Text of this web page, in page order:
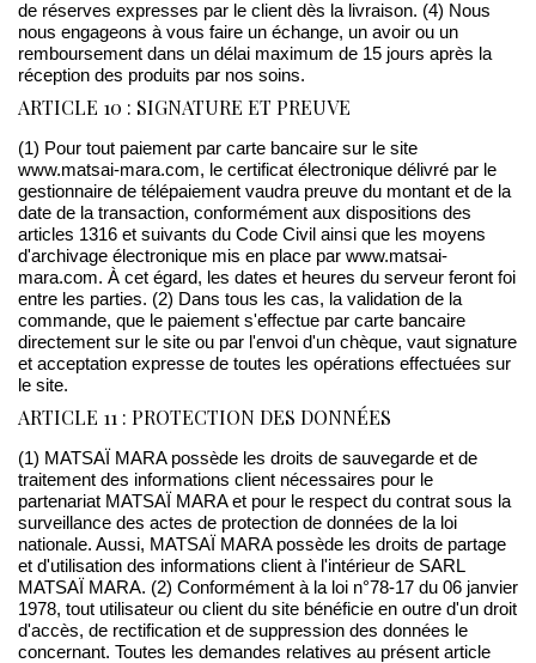
de réserves expresses par le client dès la livraison. (4) Nous
nous engageons à vous faire un échange, un avoir ou un
remboursement dans un délai maximum de 15 jours après la
réception des produits par nos soins.
ARTICLE 10 : SIGNATURE ET PREUVE
(1) Pour tout paiement par carte bancaire sur le site
www.matsai-mara.com, le certificat électronique délivré par le
gestionnaire de télépaiement vaudra preuve du montant et de la
date de la transaction, conformément aux dispositions des
articles 1316 et suivants du Code Civil ainsi que les moyens
d'archivage électronique mis en place par www.matsai-
mara.com. À cet égard, les dates et heures du serveur feront foi
entre les parties. (2) Dans tous les cas, la validation de la
commande, que le paiement s'effectue par carte bancaire
directement sur le site ou par l'envoi d'un chèque, vaut signature
et acceptation expresse de toutes les opérations effectuées sur
le site.
ARTICLE 11 : PROTECTION DES DONNÉES
(1) MATSAÏ MARA possède les droits de sauvegarde et de
traitement des informations client nécessaires pour le
partenariat MATSAÏ MARA et pour le respect du contrat sous la
surveillance des actes de protection de données de la loi
nationale. Aussi, MATSAÏ MARA possède les droits de partage
et d'utilisation des informations client à l'intérieur de SARL
MATSAÏ MARA. (2) Conformément à la loi n°78-17 du 06 janvier
1978, tout utilisateur ou client du site bénéficie en outre d'un droit
d'accès, de rectification et de suppression des données le
concernant. Toutes les demandes relatives au présent article